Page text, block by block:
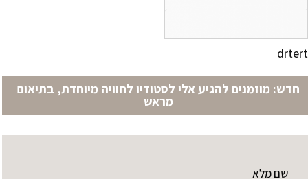
מוזמנים להגיע אלי לסטודיו לחוויה מיוחדת, בתיאום
מראש
שם מלא